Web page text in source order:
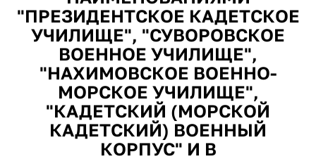
"ПРЕЗИДЕНТСКОЕ КАДЕТСКОЕ
УЧИЛИЩЕ", "СУВОРОВСКОЕ
ВОЕННОЕ УЧИЛИЩЕ",
"НАХИМОВСКОЕ ВОЕННО-
МОРСКОЕ УЧИЛИЩЕ",
"КАДЕТСКИЙ (МОРСКОЙ
КАДЕТСКИЙ) ВОЕННЫЙ
КОРПУС" И В